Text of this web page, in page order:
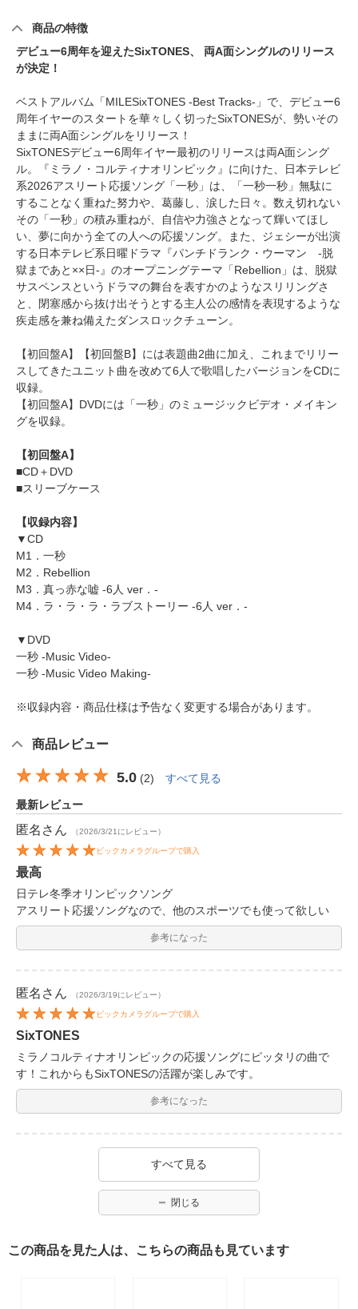
商品の特徴
デビュー6周年を迎えたSixTONES、 両A面シングルのリリース
が決定！
ベストアルバム「MILESixTONES -Best Tracks-」で、デビュー6
周年イヤーのスタートを華々しく切ったSixTONESが、勢いその
ままに両A面シングルをリリース！
SixTONESデビュー6周年イヤー最初のリリースは両A面シング
ル。『ミラノ・コルティナオリンピック』に向けた、日本テレビ
系2026アスリート応援ソング「一秒」は、「一秒一秒」無駄に
することなく重ねた努力や、葛藤し、涙した日々。数え切れない
その「一秒」の積み重ねが、自信や力強さとなって輝いてほし
い、夢に向かう全ての人への応援ソング。また、ジェシーが出演
する日本テレビ系日曜ドラマ『パンチドランク・ウーマン -脱
獄まであと××日-』のオープニングテーマ「Rebellion」は、脱獄
サスペンスというドラマの舞台を表すかのようなスリリングさ
と、閉塞感から抜け出そうとする主人公の感情を表現するような
疾走感を兼ね備えたダンスロックチューン。
【初回盤A】【初回盤B】には表題曲2曲に加え、これまでリリー
スしてきたユニット曲を改めて6人で歌唱したバージョンをCDに
収録。
【初回盤A】DVDには「一秒」のミュージックビデオ・メイキン
グを収録。
【初回盤A】
■CD＋DVD
■スリーブケース
【収録内容】
▼CD
M1．一秒
M2．Rebellion
M3．真っ赤な嘘 -6人 ver．-
M4．ラ・ラ・ラ・ラブストーリー -6人 ver．-
▼DVD
一秒 -Music Video-
一秒 -Music Video Making-
※収録内容・商品仕様は予告なく変更する場合があります。
商品レビュー
5.0 (2) すべて見る
最新レビュー
匿名 さん （2026/3/21にレビュー）
ビックカメラグループで購入
最高
日テレ冬季オリンピックソング
アスリート応援ソングなので、他のスポーツでも使って欲しい
参考になった
匿名 さん （2026/3/19にレビュー）
ビックカメラグループで購入
SixTONES
ミラノコルティナオリンピックの応援ソングにピッタリの曲で
す！これからもSixTONESの活躍が楽しみです。
参考になった
すべて見る
閉じる
この商品を見た人は、こちらの商品も見ています